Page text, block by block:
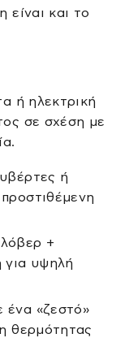
και το
ή ηλεκτρική
σε σχέση με
ή
+
για υψηλή
ένα «ζεστό»
θερμότητας